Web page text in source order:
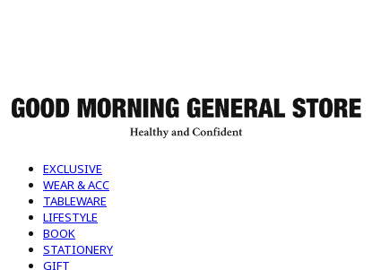
EXCLUSIVE
WEAR & ACC
TABLEWARE
LIFESTYLE
BOOK
STATIONERY
GIFT